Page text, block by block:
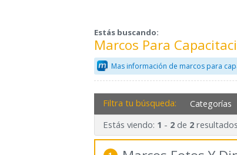
Estás buscando:
Marcos Para
Mas información de marcos para
Filtra tu búsqueda: Categorías
Estás viendo: 1 - 2de 2